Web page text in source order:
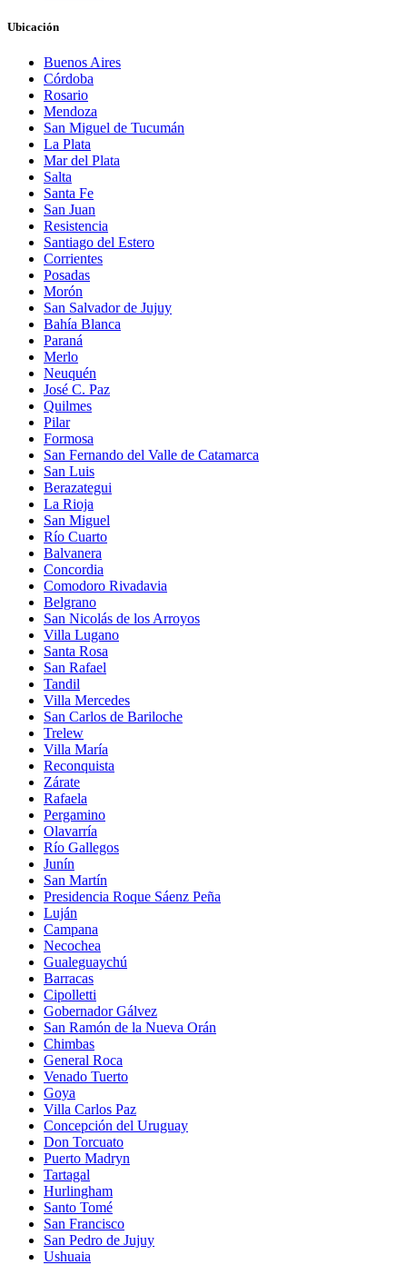
Ubicación
Buenos Aires
Córdoba
Rosario
Mendoza
San Miguel de Tucumán
La Plata
Mar del Plata
Salta
Santa Fe
San Juan
Resistencia
Santiago del Estero
Corrientes
Posadas
Morón
San Salvador de Jujuy
Bahía Blanca
Paraná
Merlo
Neuquén
José C. Paz
Quilmes
Pilar
Formosa
San Fernando del Valle de Catamarca
San Luis
Berazategui
La Rioja
San Miguel
Río Cuarto
Balvanera
Concordia
Comodoro Rivadavia
Belgrano
San Nicolás de los Arroyos
Villa Lugano
Santa Rosa
San Rafael
Tandil
Villa Mercedes
San Carlos de Bariloche
Trelew
Villa María
Reconquista
Zárate
Rafaela
Pergamino
Olavarría
Río Gallegos
Junín
San Martín
Presidencia Roque Sáenz Peña
Luján
Campana
Necochea
Gualeguaychú
Barracas
Cipolletti
Gobernador Gálvez
San Ramón de la Nueva Orán
Chimbas
General Roca
Venado Tuerto
Goya
Villa Carlos Paz
Concepción del Uruguay
Don Torcuato
Puerto Madryn
Tartagal
Hurlingham
Santo Tomé
San Francisco
San Pedro de Jujuy
Ushuaia